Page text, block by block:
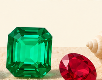
comprato anche: